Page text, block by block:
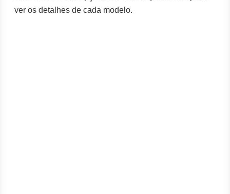
ver os detalhes de cada modelo.